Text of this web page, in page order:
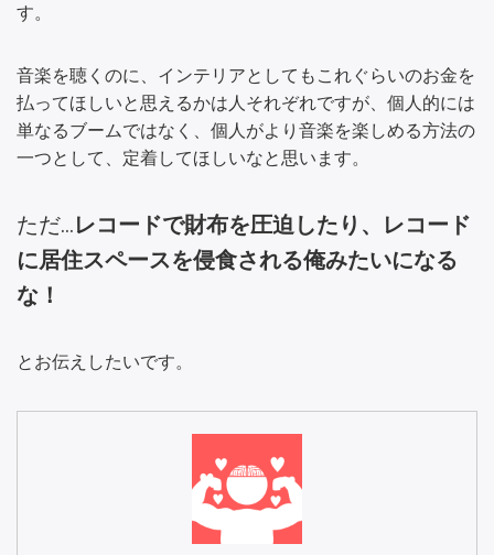
す。
音楽を聴くのに、インテリアとしてもこれぐらいのお金を
払ってほしいと思えるかは人それぞれですが、個人的には
単なるブームではなく、個人がより音楽を楽しめる方法の
一つとして、定着してほしいなと思います。
ただ…レコードで財布を圧迫したり、レコード
に居住スペースを侵食される俺みたいになる
な！
とお伝えしたいです。